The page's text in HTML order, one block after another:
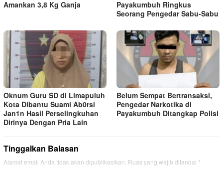
Amankan 3,8 Kg Ganja
Payakumbuh Ringkus
Seorang Pengedar Sabu-Sabu
Oknum Guru SD di Limapuluh
Kota Dibantu Suami Ab0rsi
Jan1n Hasil Perselingkuhan
Dirinya Dengan Pria Lain
Belum Sempat Bertransaksi,
Pengedar Narkotika di
Payakumbuh Ditangkap Polisi
Tinggalkan Balasan
Alamat email Anda tidak akan dipublikasikan. Ruas yang wajib ditandai *